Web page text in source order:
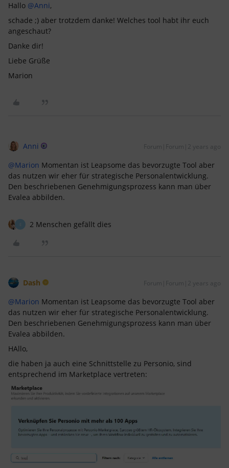
Hallo @Anni,
schade ;) aber trotzdem danke! Welches tool habt ihr euch
angeschaut?
Danke dir!
Liebe Grüße
Marion
Anni Forum|Forum|2 years ago
@Marion Momentan ist Leapsome das bevorzugte Tool aber
das nutzen wir eher für strategische Personalentwicklung.
Den beschriebenen Genehmigungsprozess kann man über
Evalea abbilden.
2 Menschen gefällt dies
Dash Forum|Forum|2 years ago
@Marion Momentan ist Leapsome das bevorzugte Tool aber
das nutzen wir eher für strategische Personalentwicklung.
Den beschriebenen Genehmigungsprozess kann man über
Evalea abbilden.
HAllo,
die haben ja auch eine Schnittstelle zu Personio, sind
entsprechend im Marketplace vertreten: